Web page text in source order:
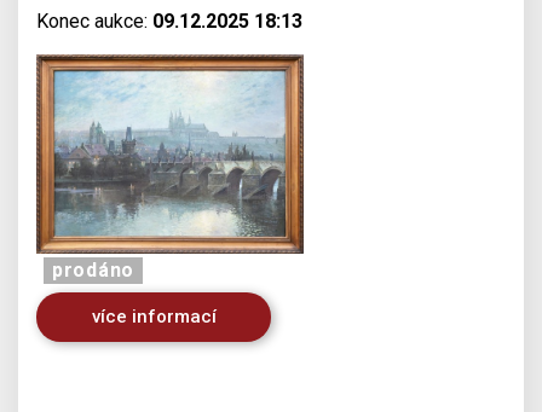
Konec aukce: 09.12.2025 18:13
prodáno
více informací